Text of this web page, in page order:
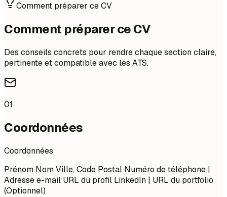
Comment préparer ce CV
Comment préparer ce CV
Des conseils concrets pour rendre chaque section claire,
pertinente et compatible avec les ATS.
01
Coordonnées
Coordonnées
Prénom Nom Ville, Code Postal Numéro de téléphone |
Adresse e-mail URL du profil LinkedIn | URL du portfolio
(Optionnel)